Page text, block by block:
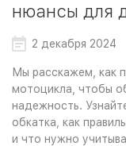
нюансы для
2 декабря 2024
Мы расскажем, как
мотоцикла, чтобы
надежность.
обкатка, как
и что нужно